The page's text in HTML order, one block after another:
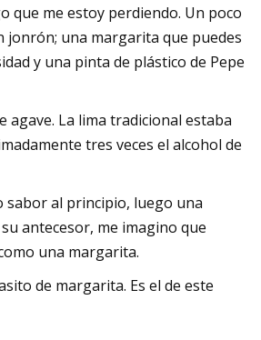
que me estoy perdiendo. Un poco
jonrón; una margarita que puedes
y una pinta de plástico de Pepe
La lima tradicional estaba
tres veces el alcohol de
sabor al principio, luego una
antecesor, me imagino que
una margarita.
de margarita. Es el de este